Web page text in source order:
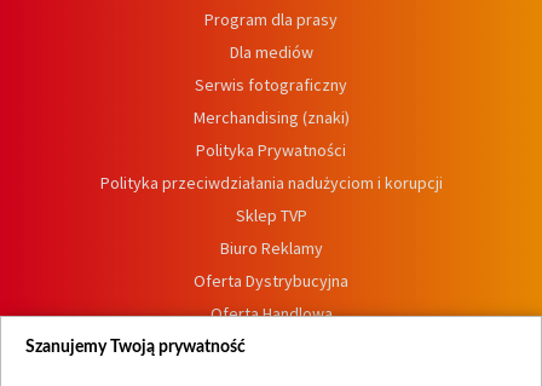
Program dla prasy
Dla mediów
Serwis fotograficzny
Merchandising (znaki)
Polityka Prywatności
Polityka przeciwdziałania nadużyciom i korupcji
Sklep TVP
Biuro Reklamy
Oferta Dystrybucyjna
Oferta Handlowa
Dostępność
Szanujemy Twoją prywatność